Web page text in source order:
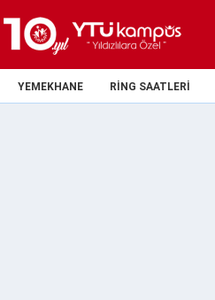
YEMEKHANE RING SAATLERI